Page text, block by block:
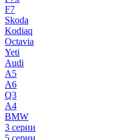
F7
Skoda
Kodiaq
Octavia
Yeti
Audi
A5
A6
Q3
A4
BMW
3 серии
5 серии